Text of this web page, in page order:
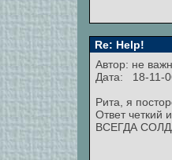
Re: Help!
Автор: не
Дата: 18-11-
Рита, я
Ответ четкий
ВСЕГДА